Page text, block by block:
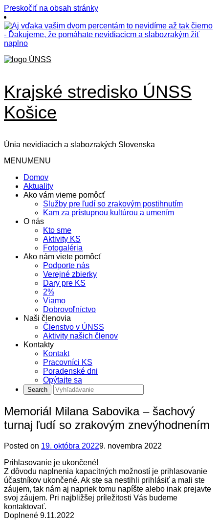
Preskočiť na obsah stránky
Krajské stredisko ÚNSS
Košice
Únia nevidiacich a slabozrakých Slovenska
MENUMENU
Domov
Aktuality
Ako vám vieme pomôcť
Služby pre ľudí so zrakovým postihnutím
Kam za prístupnou kultúrou a umením
O nás
Kto sme
Aktivity KS
Fotogaléria
Ako nám viete pomôcť
Podporte nás
Verejné zbierky
Dary pre KS
2%
Viamo
Dobrovoľníctvo
Naši členovia
Členstvo v ÚNSS
Aktivity našich členov
Kontakty
Kontakt
Pracovníci KS
Poradenské dni
Opýtajte sa
Memoriál Milana Sabovika – šachový
turnaj ľudí so zrakovým znevýhodnením
Posted on 19. októbra 20229. novembra 2022
Prihlasovanie je ukončené!
Z dôvodu naplnenia kapacitných možností je prihlasovanie
účastníkov ukončené. Ak ste sa nestihli prihlásiť a mali ste
záujem, tak nám aj napriek tomu napíšte alebo inak prejavte
svoj záujem. Pri najbližšej príležitosti Vás budeme
kontaktovať.
Doplnené 9.11.2022